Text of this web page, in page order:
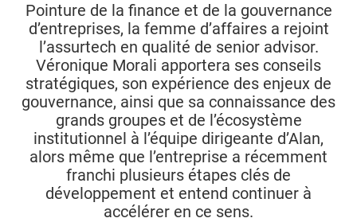
Pointure de la finance et de la gouvernance
d’entreprises, la femme d’affaires a rejoint
l’assurtech en qualité de senior advisor.
Véronique Morali apportera ses conseils
stratégiques, son expérience des enjeux de
gouvernance, ainsi que sa connaissance des
grands groupes et de l’écosystème
institutionnel à l’équipe dirigeante d’Alan,
alors même que l’entreprise a récemment
franchi plusieurs étapes clés de
développement et entend continuer à
accélérer en ce sens.